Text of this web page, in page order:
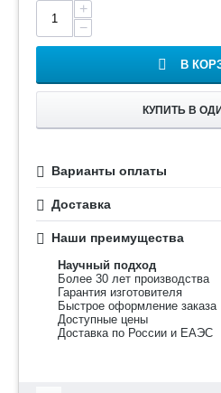
+
−
В
КУПИТЬ В
Варианты оплаты
Доставка
Наши преимущества
Научный подход
Более 30 лет производства
Гарантия изготовителя
Быстрое оформление заказа
Доступные цены
Доставка по России и ЕАЭС